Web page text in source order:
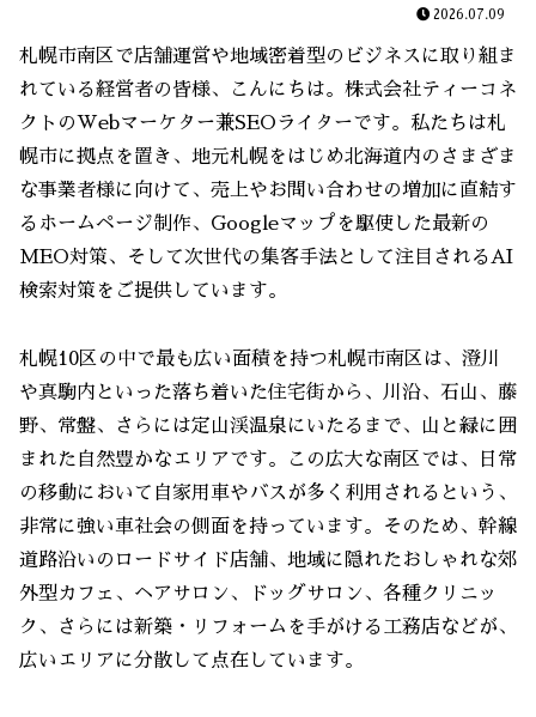
2026.07.09
札幌市南区で店舗運営や地域密着型のビジネスに取り組ま
れている経営者の皆様、こんにちは。株式会社ティーコネ
クトのWebマーケター兼SEOライターです。私たちは札
幌市に拠点を置き、地元札幌をはじめ北海道内のさまざま
な事業者様に向けて、売上やお問い合わせの増加に直結す
るホームページ制作、Googleマップを駆使した最新の
MEO対策、そして次世代の集客手法として注目されるAI
検索対策をご提供しています。
札幌10区の中で最も広い面積を持つ札幌市南区は、澄川
や真駒内といった落ち着いた住宅街から、川沿、石山、藤
野、常盤、さらには定山渓温泉にいたるまで、山と緑に囲
まれた自然豊かなエリアです。この広大な南区では、日常
の移動において自家用車やバスが多く利用されるという、
非常に強い車社会の側面を持っています。そのため、幹線
道路沿いのロードサイド店舗、地域に隠れたおしゃれな郊
外型カフェ、ヘアサロン、ドッグサロン、各種クリニッ
ク、さらには新築・リフォームを手がける工務店などが、
広いエリアに分散して点在しています。